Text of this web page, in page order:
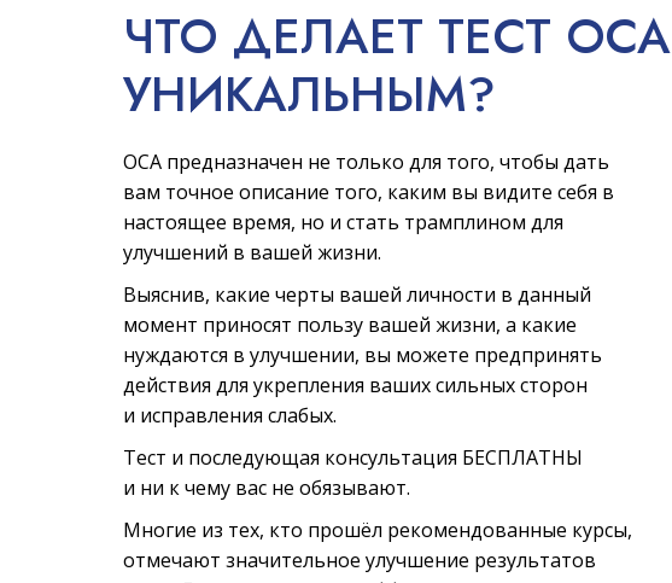
ЧТО ДЕЛАЕТ ТЕСТ ОСА
УНИКАЛЬНЫМ?
ОСА предназначен не только для того, чтобы дать
вам точное описание того, каким вы видите себя в
настоящее время, но и стать трамплином для
улучшений в вашей жизни.
Выяснив, какие черты вашей личности в данный
момент приносят пользу вашей жизни, а какие
нуждаются в улучшении, вы можете предпринять
действия для укрепления ваших сильных сторон
и исправления слабых.
Тест и последующая консультация БЕСПЛАТНЫ
и ни к чему вас не обязывают.
Многие из тех, кто прошёл рекомендованные курсы,
отмечают значительное улучшение результатов